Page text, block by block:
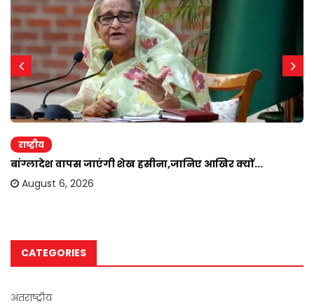
राष्ट्रीय
बांग्लादेश वापस जाएंगी शेख हसीना,जानिए आखिर क्यों...
August 6, 2026
CATEGORIES
अंतराष्ट्रीय